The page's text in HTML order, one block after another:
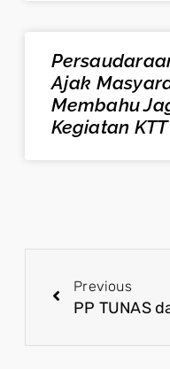
Ajak
Membahu
Kegiatan
Previous